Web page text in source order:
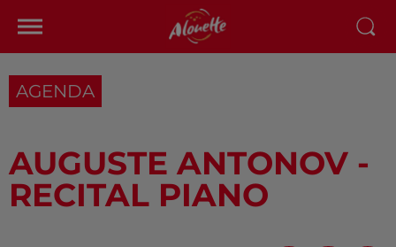
AGENDA
AUGUSTE ANTONOV -
RECITAL PIANO